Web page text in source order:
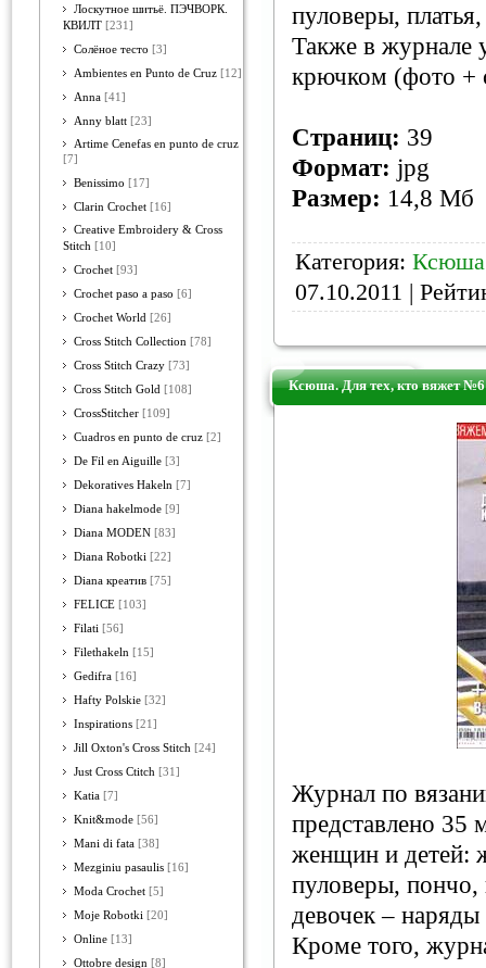
Лоскутное шитьё. ПЭЧВОРК.
КВИЛТ [231]
Солёное тесто [3]
Ambientes en Punto de Cruz [12]
Anna [41]
Anny blatt [23]
Artime Cenefas en punto de cruz
[7]
Benissimo [17]
Clarin Crochet [16]
Creative Embroidery & Cross
Stitch [10]
Crochet [93]
Crochet paso a paso [6]
Crochet World [26]
Cross Stitch Collection [78]
Cross Stitch Crazy [73]
Cross Stitch Gold [108]
CrossStitcher [109]
Cuadros en punto de cruz [2]
De Fil en Aiguille [3]
Dekoratives Hakeln [7]
Diana hakelmode [9]
Diana MODEN [83]
Diana Robotki [22]
Diana креатив [75]
FELICE [103]
Filati [56]
Filethakeln [15]
Gedifra [16]
Hafty Polskie [32]
Inspirations [21]
Jill Oxton's Cross Stitch [24]
Just Cross Ctitch [31]
Katia [7]
Knit&mode [56]
Mani di fata [38]
Mezginiu pasaulis [16]
Moda Crochet [5]
Moje Robotki [20]
Online [13]
Ottobre design [8]
пуловеры,
Также в журнале
крючком (фото +
Страниц: 39
Формат: jpg
Размер: 14,8 Мб
Категория: Ксюша
07.10.2011 |
Ксюша. Для тех, кто вяжет №6
Журнал по
представлено 35
женщин и детей:
пуловеры, пончо,
девочек –
Кроме того,